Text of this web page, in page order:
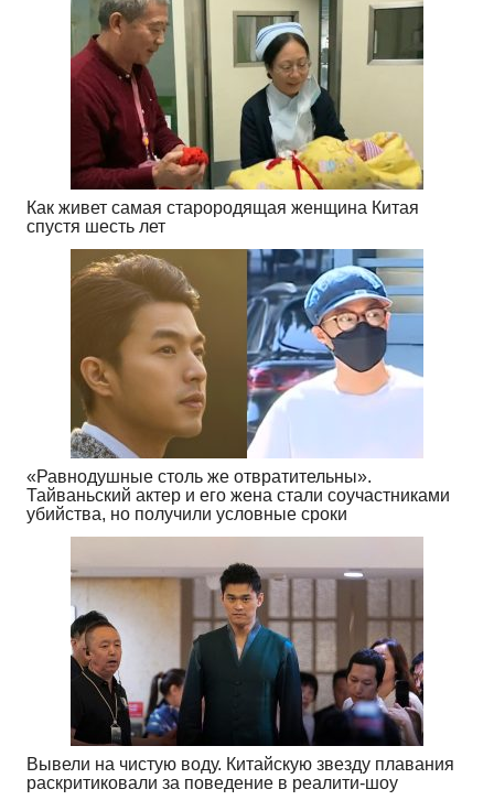
Как живет самая старородящая женщина Китая
спустя шесть лет
«Равнодушные столь же отвратительны».
Тайваньский актер и его жена стали соучастниками
убийства, но получили условные сроки
Вывели на чистую воду. Китайскую звезду плавания
раскритиковали за поведение в реалити-шоу